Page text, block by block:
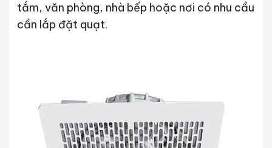
tắm, văn phòng, nhà bếp hoặc nơi có nhu cầu
cần lắp đặt quạt.